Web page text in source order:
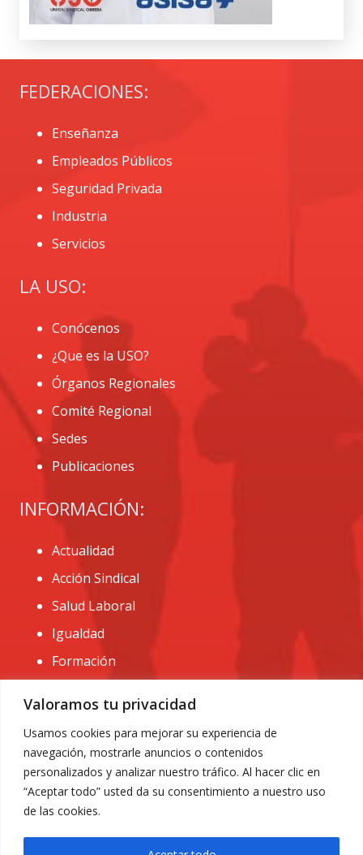
Valoramos tu privacidad
Usamos cookies para mejorar su experiencia de
navegación, mostrarle anuncios o contenidos
personalizados y analizar nuestro tráfico. Al hacer clic en
“Aceptar todo” usted da su consentimiento a nuestro uso
de las cookies.
FEDERACIONES:
Enseñanza
Empleados Públicos
Seguridad Privada
Industria
Servicios
LA USO:
Conócenos
¿Que es la USO?
Órganos Regionales
Comité Regional
Sedes
Publicaciones
INFORMACIÓN:
Actualidad
Acción Sindical
Salud Laboral
Igualdad
Formación
CONTACTO:
administracion@usomurcia.org
968 25 01 20
C/ Huerto de las bombas nº6. 30009 Murcia